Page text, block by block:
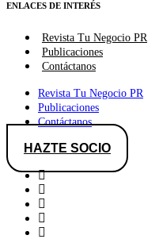
ENLACES DE INTERÉS
Revista Tu Negocio PR
Publicaciones
Contáctanos
Revista Tu Negocio PR
Publicaciones
Contáctanos
HAZTE SOCIO